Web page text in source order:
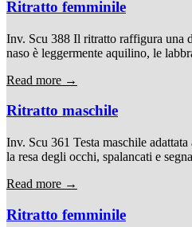
Ritratto femminile
Inv. Scu 388 Il ritratto raffigura una
naso è leggermente aquilino, le
Read more →
Ritratto maschile
Inv. Scu 361 Testa maschile
la resa degli occhi, spalancati e
Read more →
Ritratto femminile